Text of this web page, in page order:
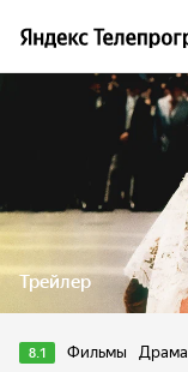
Трейлер
8.1 Фильмы Драма